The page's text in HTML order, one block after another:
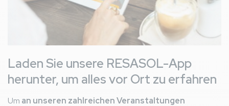
Laden Sie unsere RESASOL-App
herunter, um alles vor Ort zu erfahren
Um an unseren zahlreichen Veranstaltungen